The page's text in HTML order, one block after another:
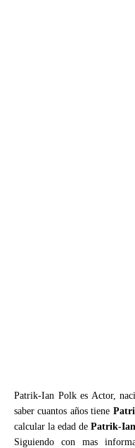
Patrik-Ian Polk es Actor,
saber cuantos años tiene
calcular la edad de Patrik-
Siguiendo con mas